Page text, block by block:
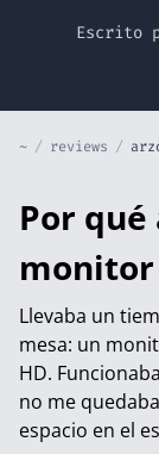
Escrito
~ / reviews /
Por
Llevaba un
mesa: un
HD.
no me
espacio en el